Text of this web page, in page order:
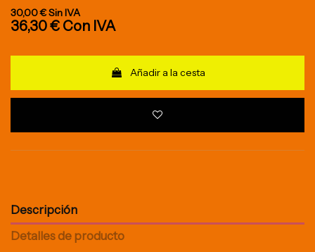
30,00 €Sin IVA
36,30 € Con IVA
Añadir a la cesta
Descripción
Detalles de producto